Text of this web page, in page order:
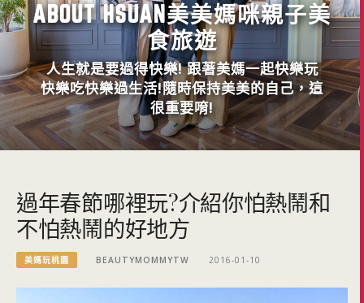
ABOUT HSUAN美美媽咪親子美
食旅遊
人生就是要過得快樂! 跟著美媽一起快樂玩
快樂吃快樂過生活!隨時保持美美的自己，這
很重要唷!
過年春節哪裡玩?介紹你怕熱鬧和
不怕熱鬧的好地方
美媽玩桃園 BEAUTYMOMMYTW 2016-01-10